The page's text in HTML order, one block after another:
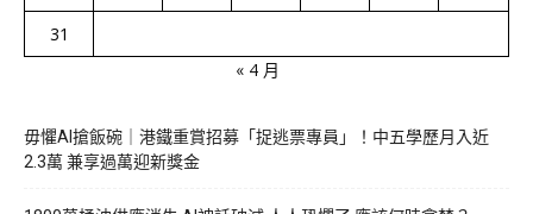
31
« 4 月
毋懼AI搶飯碗｜港鐵重賞招募「捉逃票專員」！中五學歷月入近
2.3萬 兼享過萬迎新獎金